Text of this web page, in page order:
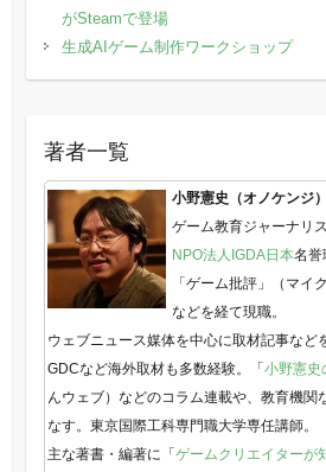
がSteamで登場
生成AIゲーム制作ワークショップ
著者一覧
小野憲史（オノケンジ）
ゲーム教育ジャーナリス
NPO法人IGDA日本名誉
「ゲーム批評」（マイ
などを経て現職。
ウェブニュース媒体を中心に取材記事など
GDCなど海外取材も多数経験。「小野憲史
んウェブ）などのコラム連載や、教育機関
なす。東京国際工科専門職大学専任講師。
主な著書・編著に「ゲームクリエイターが